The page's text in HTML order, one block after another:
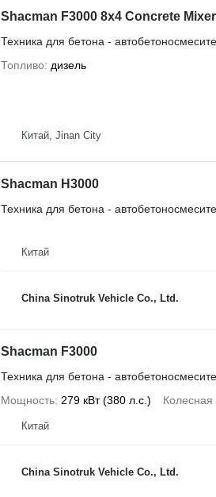
Shacman F3000 8x4 Concrete
Техника для бетона -
Топливо
дизель
Китай, Jinan City
Shacman H3000
Техника для бетона -
Китай
China Sinotruk Vehicle Co., Ltd.
Shacman F3000
Техника для бетона -
Мощность 279 кВт (380 л.с.)
Китай
China Sinotruk Vehicle Co., Ltd.